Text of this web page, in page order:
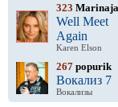
323
Well Meet
Again
Karen Elson
267 popurik
Вокализ 7
Вокализы